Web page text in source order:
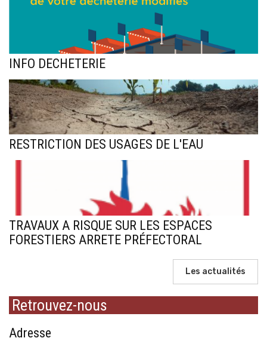
INFO DECHETERIE
RESTRICTION DES USAGES DE L'EAU
TRAVAUX A RISQUE SUR LES ESPACES
FORESTIERS ARRETE PRÉFECTORAL
Les actualités
Retrouvez-nous
Adresse